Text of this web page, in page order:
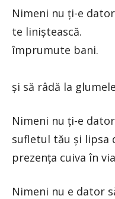
Nimeni nu ți-e
te
Să-ți
și să râdă la
Nimeni nu ți-e
sufletul tău și lipsa
prezența cuiva în
Nimeni nu e dator